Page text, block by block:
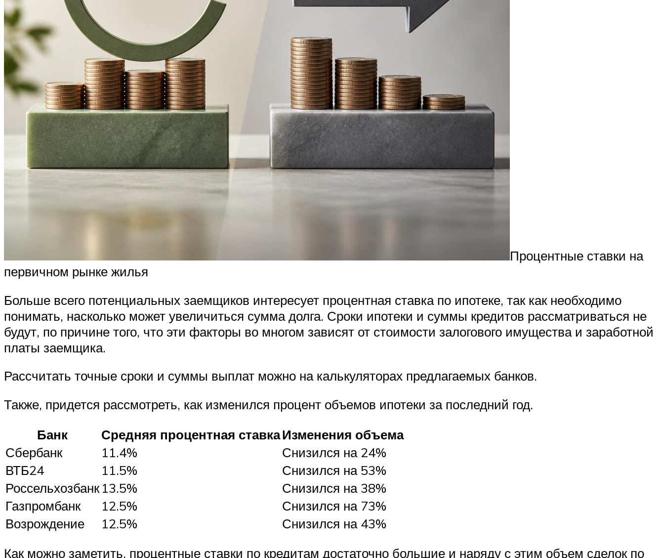
Процентные ставки на
первичном рынке жилья
Больше всего потенциальных заемщиков интересует процентная ставка по ипотеке, так как необходимо
понимать, насколько может увеличиться сумма долга. Сроки ипотеки и суммы кредитов рассматриваться не
будут, по причине того, что эти факторы во многом зависят от стоимости залогового имущества и заработной
платы заемщика.
Рассчитать точные сроки и суммы выплат можно на калькуляторах предлагаемых банков.
Также, придется рассмотреть, как изменился процент объемов ипотеки за последний год.
Банк
Средняя процентная ставкаИзменения объема
Сбербанк
11.4%
Снизился на 24%
ВТБ24
11.5%
Снизился на 53%
Россельхозбанк 13.5%
Снизился на 38%
Газпромбанк
12.5%
Снизился на 73%
Возрождение
12.5%
Снизился на 43%
Как можно заметить, процентные ставки по кредитам достаточно большие и наряду с этим объем сделок по